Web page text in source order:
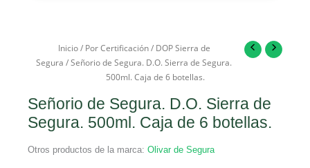
Inicio/ Por Certificación/ DOP Sierra de
Segura / Señorio de Segura. D.O. Sierra de Segura.
500ml. Caja de 6 botellas.
Señorio de Segura. D.O. Sierra de
Segura. 500ml. Caja de 6 botellas.
Otros productos de la marca: Olivar de Segura